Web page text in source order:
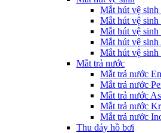
Mắt hút vệ sinh
Mắt hút vệ sinh
Mắt hút vệ
Mắt hút vệ sinh
Mắt hút vệ
Mắt trả nước
Mắt trả nước
Mắt trả nước
Mắt trả nước
Mắt trả nước
Mắt trả nước
Thu đáy hồ bơi